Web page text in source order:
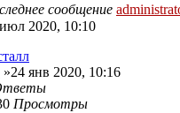
сообщение
2020, 10:10
»24 янв 2020, 10:16
Просмотры